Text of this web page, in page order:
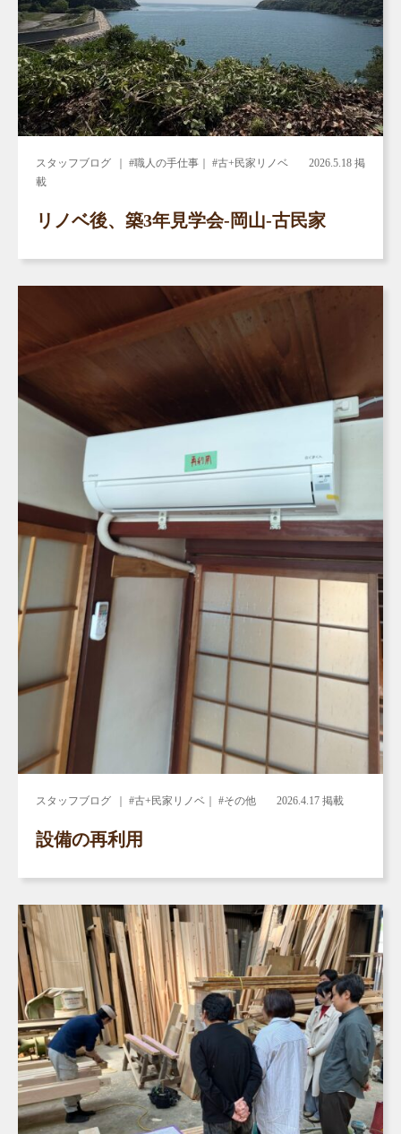
スタッフブログ ｜ #職人の手仕事｜ #古+民家リノベ
2026.5.18 掲
載
リノベ後、築3年見学会-岡山-古民家
スタッフブログ ｜ #古+民家リノベ｜ #その他 2026.4.17 掲載
設備の再利用